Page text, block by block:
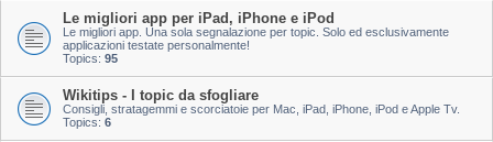
Le migliori app per iPad, iPhone e iPod
Le migliori app. Una sola segnalazione per topic. Solo ed esclusivamente
applicazioni testate personalmente!
Topics: 95
Wikitips - I topic da sfogliare
Consigli, stratagemmi e scorciatoie per Mac, iPad, iPhone, iPod e Apple Tv.
Topics: 6